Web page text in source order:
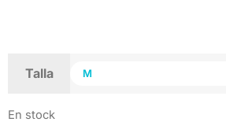
Talla
En stock